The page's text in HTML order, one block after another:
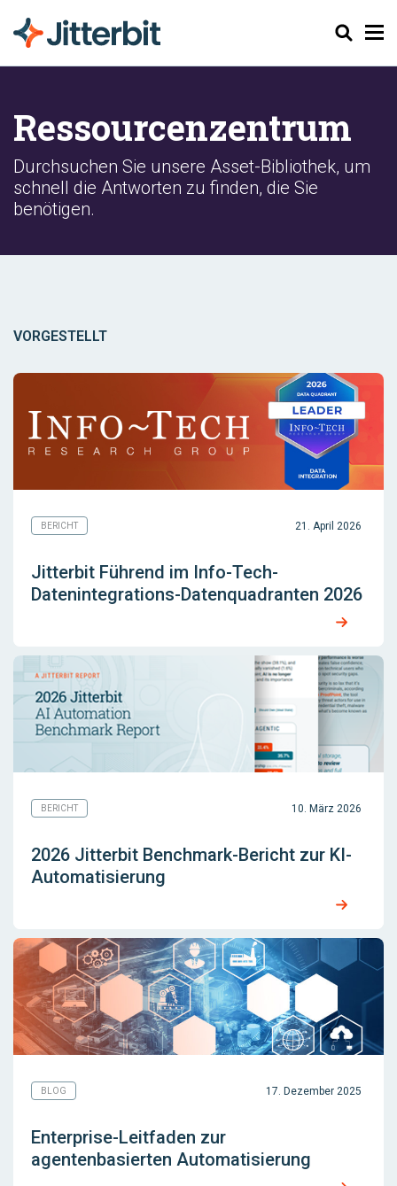
Suchen
Ressourcenzentrum
Durchsuchen Sie unsere Asset-Bibliothek, um
schnell die Antworten zu finden, die Sie
benötigen.
VORGESTELLT
BERICHT 21. April 2026
Jitterbit Führend im Info-Tech-
Datenintegrations-Datenquadranten 2026
BERICHT 10. März 2026
2026 Jitterbit Benchmark-Bericht zur KI-
Automatisierung
BLOG 17. Dezember 2025
Enterprise-Leitfaden zur
agentenbasierten Automatisierung